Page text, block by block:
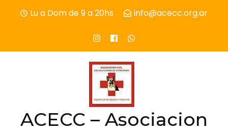
(Press
Lu a Dom de 9 a 20hs info@acecc.org.ar
ACECC – Asociacion